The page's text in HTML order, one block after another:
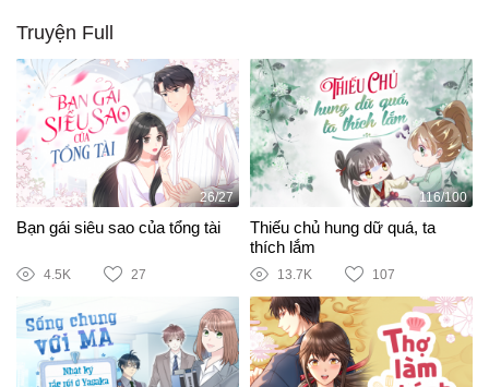
Truyện Full
26/27
Bạn gái siêu sao của tổng tài
4.5K 27
116/100
Thiếu chủ hung dữ quá, ta
thích lắm
13.7K 107